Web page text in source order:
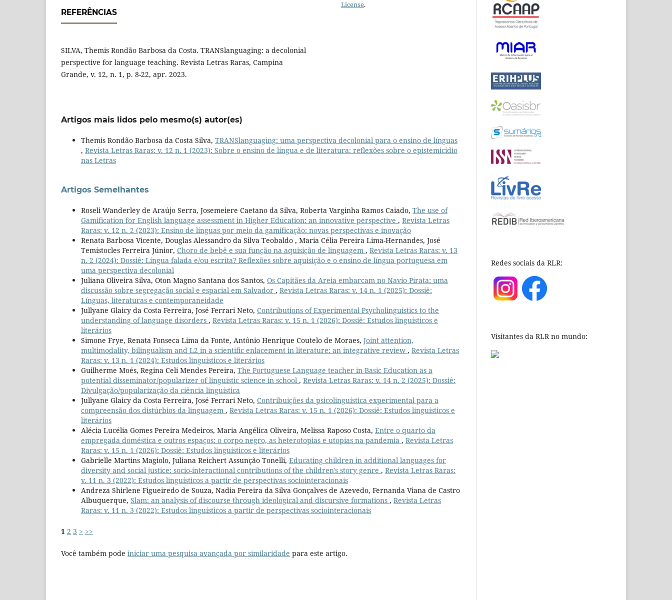
REFERÊNCIAS
SILVA, Themis Rondão Barbosa da Costa. TRANSlanguaging: a decolonial
perspective for language teaching. Revista Letras Raras, Campina
Grande, v. 12, n. 1, p. 8-22, apr. 2023.
License.
Artigos mais lidos pelo mesmo(s) autor(es)
Themis Rondão Barbosa da Costa Silva, TRANSlanguaging: uma perspectiva decolonial para o ensino de línguas
, Revista Letras Raras: v. 12 n. 1 (2023): Sobre o ensino de língua e de literatura: reflexões sobre o epistemicídio
nas Letras
Artigos Semelhantes
Roseli Wanderley de Araújo Serra, Josemeiere Caetano da Silva, Roberta Varginha Ramos Caiado, The use of
Gamification for English language assessment in Higher Education: an innovative perspective , Revista Letras
Raras: v. 12 n. 2 (2023): Ensino de línguas por meio da gamificação: novas perspectivas e inovação
Renata Barbosa Vicente, Douglas Alessandro da Silva Teobaldo , Maria Célia Pereira Lima-Hernandes, José
Temístocles Ferreira Júnior, Choro de bebê e sua função na aquisição de linguagem , Revista Letras Raras: v. 13
n. 2 (2024): Dossiê: Língua falada e/ou escrita? Reflexões sobre aquisição e o ensino de língua portuguesa em
uma perspectiva decolonial
Juliana Oliveira Silva, Oton Magno Santana dos Santos, Os Capitães da Areia embarcam no Navio Pirata: uma
discussão sobre segregação social e espacial em Salvador , Revista Letras Raras: v. 14 n. 1 (2025): Dossiê:
Línguas, literaturas e contemporaneidade
Jullyane Glaicy da Costa Ferreira, José Ferrari Neto, Contributions of Experimental Psycholinguistics to the
understanding of language disorders , Revista Letras Raras: v. 15 n. 1 (2026): Dossiê: Estudos linguísticos e
literários
Simone Frye, Renata Fonseca Lima da Fonte, Antônio Henrique Coutelo de Moraes, Joint attention,
multimodality, bilingualism and L2 in a scientific enlacement in literature: an integrative review , Revista Letras
Raras: v. 13 n. 1 (2024): Estudos linguísticos e literários
Guilherme Moés, Regina Celi Mendes Pereira, The Portuguese Language teacher in Basic Education as a
potential disseminator/popularizer of linguistic science in school , Revista Letras Raras: v. 14 n. 2 (2025): Dossiê:
Divulgação/popularização da ciência linguística
Jullyane Glaicy da Costa Ferreira, José Ferrari Neto, Contribuições da psicolinguística experimental para a
compreensão dos distúrbios da linguagem , Revista Letras Raras: v. 15 n. 1 (2026): Dossiê: Estudos linguísticos e
literários
Alécia Lucélia Gomes Pereira Medeiros, Maria Angélica Oliveira, Melissa Raposo Costa, Entre o quarto da
empregada doméstica e outros espaços: o corpo negro, as heterotopias e utopias na pandemia , Revista Letras
Raras: v. 15 n. 1 (2026): Dossiê: Estudos linguísticos e literários
Gabrielle Martins Magiolo, Juliana Reichert Assunção Tonelli, Educating children in additional languages for
diversity and social justice: socio-interactional contributions of the children's story genre , Revista Letras Raras:
v. 11 n. 3 (2022): Estudos linguísticos a partir de perspectivas sociointeracionais
Andreza Shirlene Figueiredo de Souza, Nadia Pereira da Silva Gonçalves de Azevedo, Fernanda Viana de Castro
Albuquerque, Slam: an analysis of discourse through ideological and discursive formations , Revista Letras
Raras: v. 11 n. 3 (2022): Estudos linguísticos a partir de perspectivas sociointeracionais
1 2 3 > >>
Você também pode iniciar uma pesquisa avançada por similaridade para este artigo.
Redes sociais da RLR:
Visitantes da RLR no mundo: